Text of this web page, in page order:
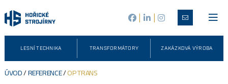
LESNÍ TECHNIKA TRANSFORMÁTORY ZAKÁZKOVÁ VÝROBA
ÚVOD/REFERENCE/OP TRANS